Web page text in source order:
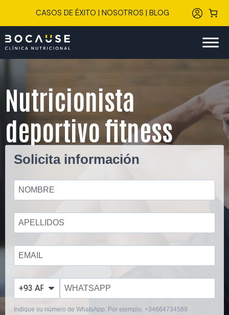
CASOS DE ÉXITO | NOSOTROS | BLOG
Nutricionista
deportivo fitness
Solicita información
Indique su número de WhatsApp. Por ejemplo, +34664734589